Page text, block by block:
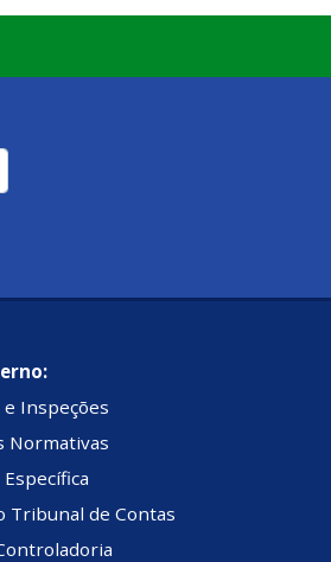
Inspeções
Normativas
Tribunal de Contas